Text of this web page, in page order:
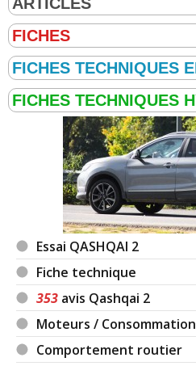
Essai QASHQAI 2
Fiche technique
353 avis Qashqai 2
Moteurs / Consommation
Comportement routier